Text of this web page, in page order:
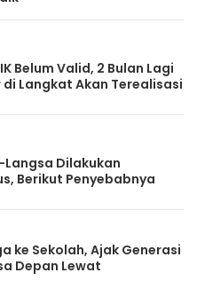
Belum Valid, 2 Bulan Lagi
Langkat Akan Terealisasi
Langsa Dilakukan
Berikut Penyebabnya
ke Sekolah, Ajak Generasi
Depan Lewat